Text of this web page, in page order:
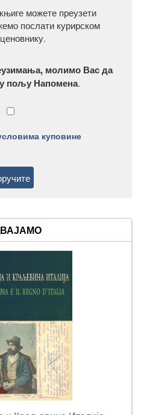
можете преузети
послати курирском
молимо Вас да
у пољу Напомена.
куповине